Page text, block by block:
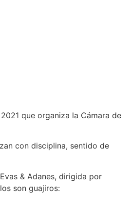
que organiza la Cámara de
con disciplina, sentido de
& Adanes, dirigida por
son guajiros: